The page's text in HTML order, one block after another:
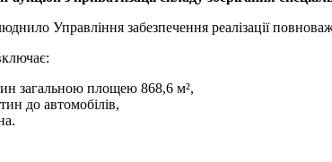
Управління забезпечення реалізації
загальною площею 868,6 м²,
до автомобілів,